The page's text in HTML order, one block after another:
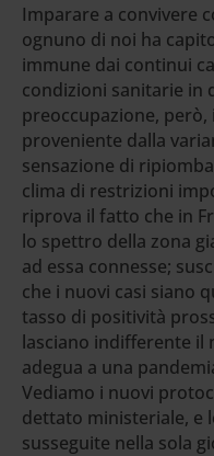
Imparare a convivere
ognuno di noi ha
immune dai continui
condizioni sanitarie in
preoccupazione, però,
proveniente dalla
sensazione di
clima di restrizioni
riprova il fatto che in
lo spettro della zona
ad essa connesse;
che i nuovi casi siano
tasso di positività
lasciano indifferente il
adegua a una
Vediamo i nuovi
dettato ministeriale, e
susseguite nella sola